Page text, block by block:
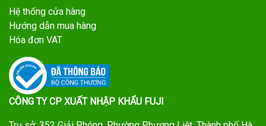
Hệ thống cửa hàng
Hướng dẫn mua hàng
Hóa đơn VAT
CÔNG TY CP XUẤT NHẬP KHẨU FUJI